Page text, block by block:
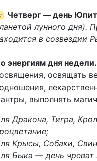
Четверг — день
лунного дня).
в созвездии
энергиям дня недели.
освящать
выполнять
Дракона, Тигра,
Крысы, Собаки,
Быка — день чреват